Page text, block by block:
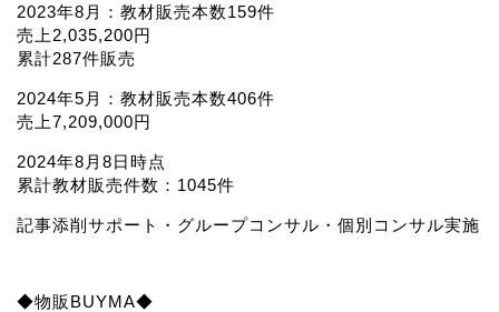
2023年8月：教材販売本数159件
売上2,035,200円
累計287件販売
2024年5月：教材販売本数406件
売上7,209,000円
2024年8月8日時点
累計教材販売件数：1045件
記事添削サポート・グループコンサル・個別コンサル実施
◆物販BUYMA◆